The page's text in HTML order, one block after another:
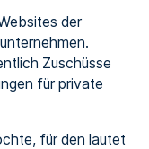
der
Zuschüsse
für private
für den lautet